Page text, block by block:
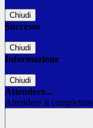
Chiudi
Successo
Chiudi
Informazione
Chiudi
Attendere...
Attendere il